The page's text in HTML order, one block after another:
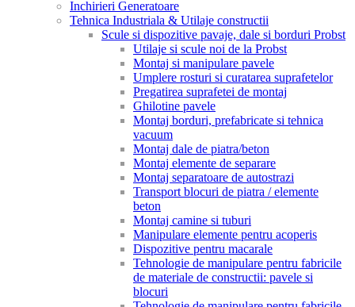
Inchirieri Generatoare
Tehnica Industriala & Utilaje constructii
Scule si dispozitive pavaje, dale si borduri Probst
Utilaje si scule noi de la Probst
Montaj si manipulare pavele
Umplere rosturi si curatarea suprafetelor
Pregatirea suprafetei de montaj
Ghilotine pavele
Montaj borduri, prefabricate si tehnica
vacuum
Montaj dale de piatra/beton
Montaj elemente de separare
Montaj separatoare de autostrazi
Transport blocuri de piatra / elemente
beton
Montaj camine si tuburi
Manipulare elemente pentru acoperis
Dispozitive pentru macarale
Tehnologie de manipulare pentru fabricile
de materiale de constructii: pavele si
blocuri